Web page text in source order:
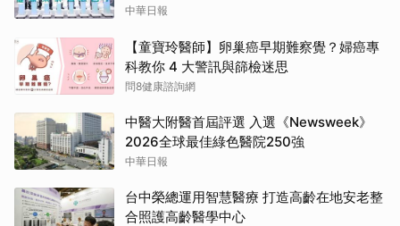
中華日報
【童寶玲醫師】卵巢癌早期難察覺？婦癌專
科教你 4 大警訊與篩檢迷思
問8健康諮詢網
中醫大附醫首屆評選 入選《Newsweek》
2026全球最佳綠色醫院250強
中華日報
台中榮總運用智慧醫療 打造高齡在地安老整
合照護高齡醫學中心